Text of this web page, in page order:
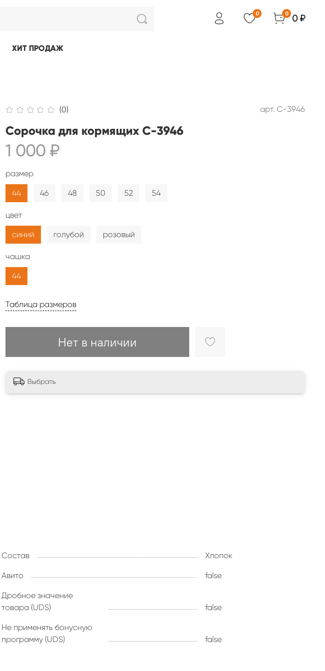
0 0
0 ₽
ХИТ ПРОДАЖ
(0) арт. С-3946
Сорочка для кормящих С-3946
1 000 ₽
Таблица размеров
Нет в наличии
размер
44 46 48 50 52 54
цвет
синий голубой розовый
чашка
44
Выбрать
Состав Хлопок
Авито false
Дробное значение
товара (UDS)
false
Не применять бонусную
программу (UDS)
false